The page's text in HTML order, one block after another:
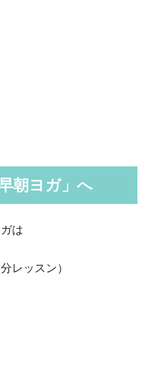
朝ヨガ」へ
は
レッスン）